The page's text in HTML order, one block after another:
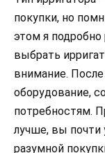
покупки, но
этом я
выбрать
внимание.
оборудование,
потребностям.
лучше, вы почти
разумной